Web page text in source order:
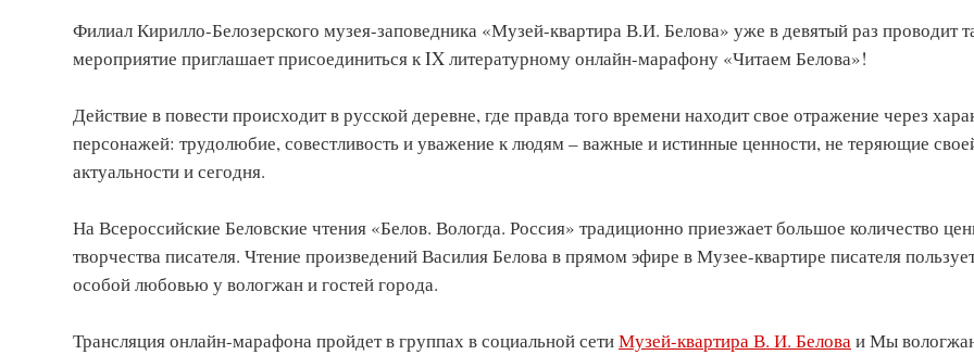
Филиал Кирилло-Белозерского музея-заповедника «Музей-квартира В.И. Белова» уже в девятый раз проводит
мероприятие приглашает присоединиться к IX литературному онлайн-марафону «Читаем Белова»!
Действие в повести происходит в русской деревне, где правда того времени находит свое отражение через
персонажей: трудолюбие, совестливость и уважение к людям – важные и истинные ценности, не теряющие
актуальности и сегодня.
На Всероссийские Беловские чтения «Белов. Вологда. Россия» традиционно приезжает большое количество
творчества писателя. Чтение произведений Василия Белова в прямом эфире в Музее-квартире писателя
особой любовью у вологжан и гостей города.
Трансляция онлайн-марафона пройдет в группах в социальной сетиМузей-квартира В. И. Беловаи Мы